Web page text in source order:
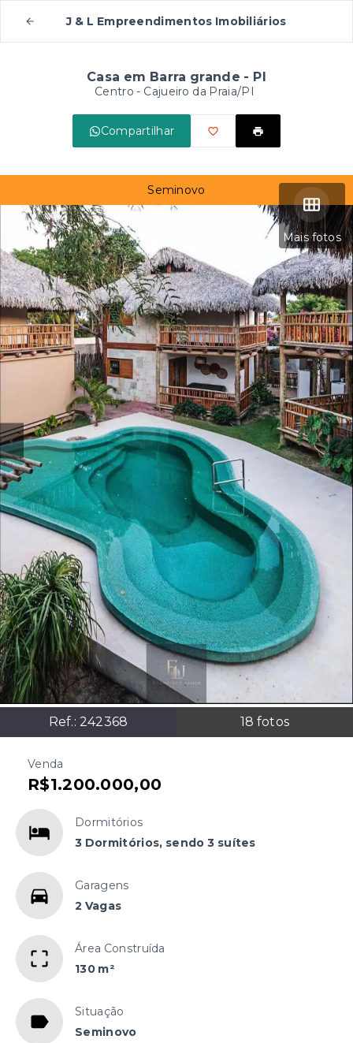
J & L Empreendimentos Imobiliários
Casa em Barra grande - PI
Centro - Cajueiro da Praia/PI
Compartilhar
Mais fotos
Ref.: 242368 18 fotos
Seminovo
Venda
R$1.200.000,00
Dormitórios
3 Dormitórios, sendo 3 suítes
Garagens
2 Vagas
Área Construída
130 m²
Situação
Seminovo